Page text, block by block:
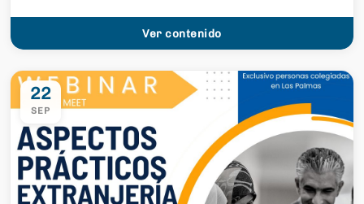
Ver contenido
22
SEP